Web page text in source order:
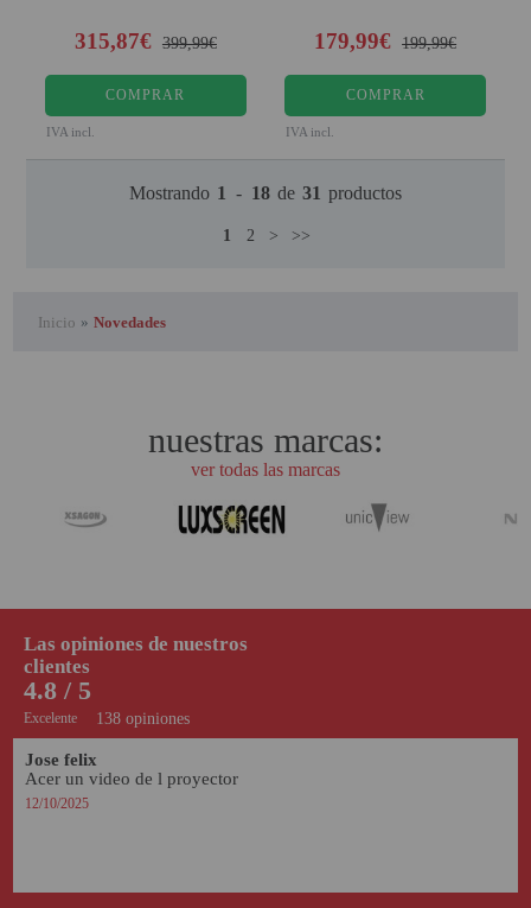
315,87€ 399,99€
COMPRAR
IVA incl.
179,99€ 199,99€
COMPRAR
IVA incl.
Mostrando 1 - 18 de 31 productos
1 2 > >>
Inicio » Novedades
nuestras marcas:
ver todas las marcas
138 opiniones
4.8 / 5
Excelente
Las opiniones de nuestros
clientes
Jose felix
Acer un video de l proyector
12/10/2025